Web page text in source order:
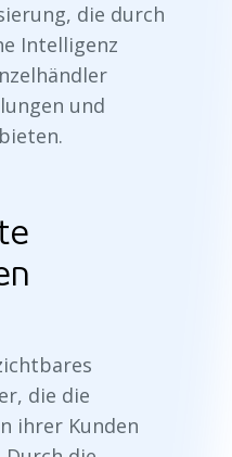
die durch
Intelligenz
und
die die
ihrer Kunden